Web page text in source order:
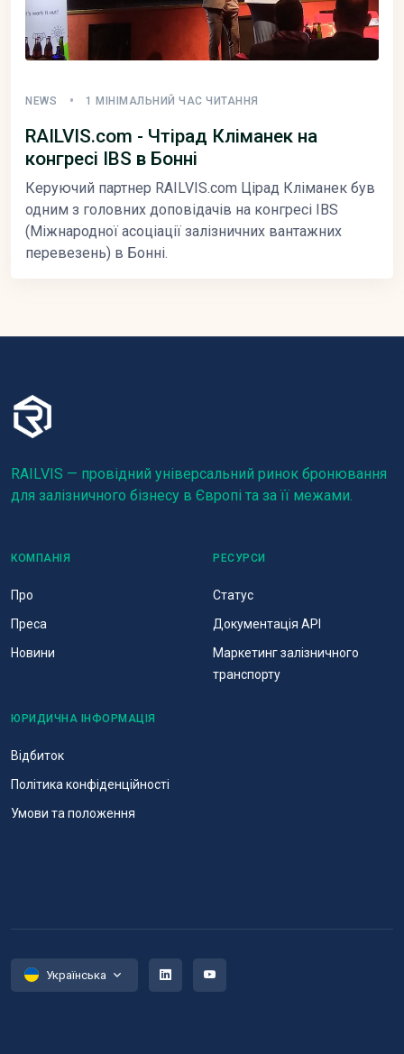
NEWS 1 МІНІМАЛЬНИЙ ЧАС ЧИТАННЯ
RAILVIS.com - Чтірад Кліманек на
конгресі IBS в Бонні
Керуючий партнер RAILVIS.com Цірад Кліманек був
одним з головних доповідачів на конгресі IBS
(Міжнародної асоціації залізничних вантажних
перевезень) в Бонні.
RAILVIS — провідний універсальний ринок бронювання
для залізничного бізнесу в Європі та за її межами.
КОМПАНІЯ
Про
Преса
Новини
РЕСУРСИ
Статус
Документація API
Маркетинг залізничного
транспорту
ЮРИДИЧНА ІНФОРМАЦІЯ
Відбиток
Політика конфіденційності
Умови та положення
Українська